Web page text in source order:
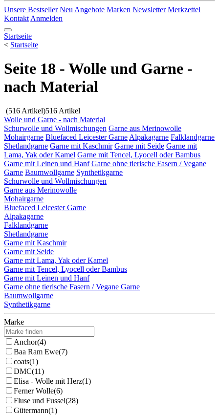
Unsere Bestseller Neu Angebote Marken Newsletter Merkzettel
Kontakt Anmelden
Startseite
< Startseite
Seite 18 - Wolle und Garne -
nach Material
(516 Artikel)516 Artikel
Wolle und Garne - nach Material
Schurwolle und Wollmischungen Garne aus Merinowolle
Mohairgarne Bluefaced Leicester Garne Alpakagarne Falklandgarne
Shetlandgarne Garne mit Kaschmir Garne mit Seide Garne mit
Lama, Yak oder Kamel Garne mit Tencel, Lyocell oder Bambus
Garne mit Leinen und Hanf Garne ohne tierische Fasern / Vegane
Garne Baumwollgarne Synthetikgarne
Schurwolle und Wollmischungen
Garne aus Merinowolle
Mohairgarne
Bluefaced Leicester Garne
Alpakagarne
Falklandgarne
Shetlandgarne
Garne mit Kaschmir
Garne mit Seide
Garne mit Lama, Yak oder Kamel
Garne mit Tencel, Lyocell oder Bambus
Garne mit Leinen und Hanf
Garne ohne tierische Fasern / Vegane Garne
Baumwollgarne
Synthetikgarne
Marke
Anchor(4)
Baa Ram Ewe(7)
coats(1)
DMC(11)
Elisa - Wolle mit Herz(1)
Ferner Wolle(6)
Fluse und Fussel(28)
Gütermann(1)